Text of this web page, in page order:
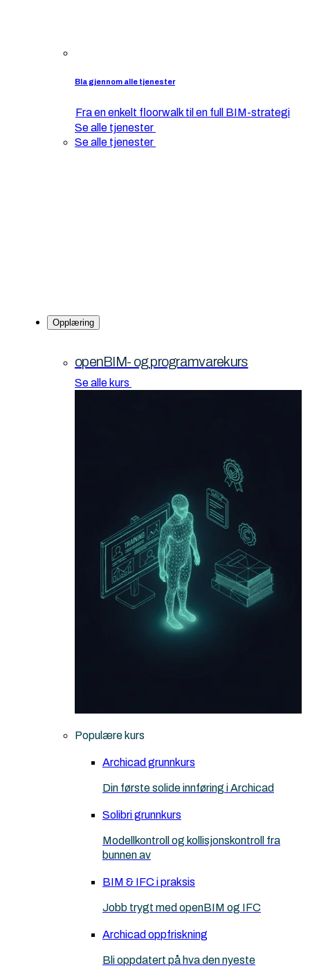
Bla gjennom alle tjenester
Fra en enkelt floorwalk til en full BIM-strategi
Se alle tjenester
Se alle tjenester
Opplæring
openBIM- og programvarekurs
Se alle kurs
Populære kurs
Archicad grunnkurs
Din første solide innføring i Archicad
Solibri grunnkurs
Modellkontroll og kollisjonskontroll fra
bunnen av
BIM & IFC i praksis
Jobb trygt med openBIM og IFC
Archicad oppfriskning
Bli oppdatert på hva den nyeste